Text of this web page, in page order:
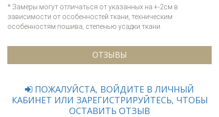
* Замеры могут отличаться от указанных на +-2см в
зависимости от особенностей ткани, техническим
особенностям пошива, степенью усадки ткани.
ОТЗЫВЫ
ПОЖАЛУЙСТА, ВОЙДИТЕ В ЛИЧНЫЙ
КАБИНЕТ ИЛИ ЗАРЕГИСТРИРУЙТЕСЬ, ЧТОБЫ
ОСТАВИТЬ ОТЗЫВ